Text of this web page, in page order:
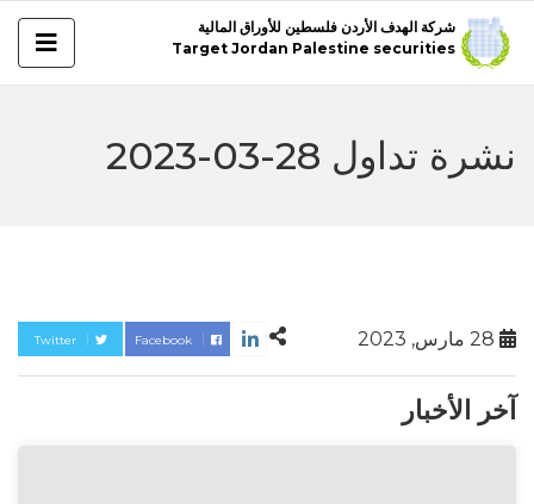
شركة الهدف الأردن فلسطين للأوراق المالية
Target Jordan Palestine securities
نشرة تداول 28-03-2023
Twitter Facebook
آخر الأخبار